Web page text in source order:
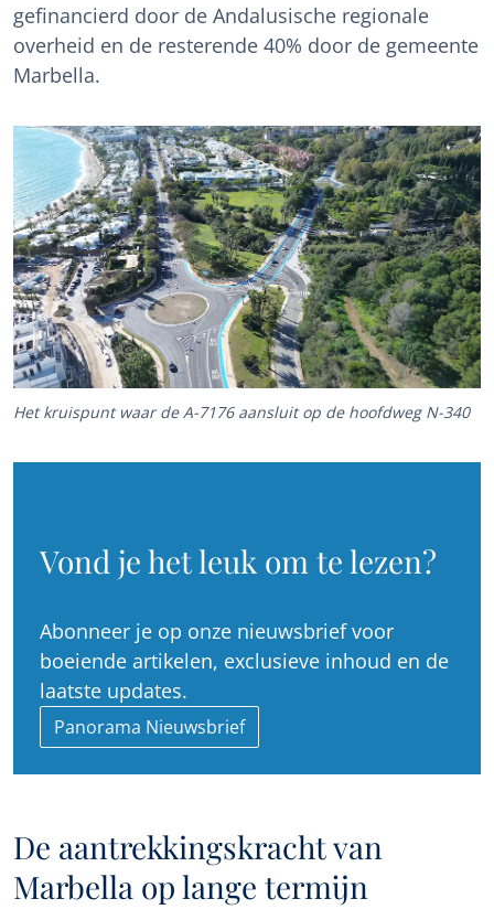
gefinancierd door de Andalusische regionale
overheid en de resterende 40% door de gemeente
Marbella.
Het kruispunt waar de A-7176 aansluit op de hoofdweg N-340
Vond je het leuk om te lezen?
Abonneer je op onze nieuwsbrief voor
boeiende artikelen, exclusieve inhoud en de
laatste updates.
Panorama Nieuwsbrief
De aantrekkingskracht van
Marbella op lange termijn